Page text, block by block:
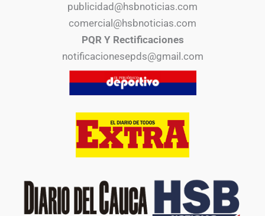
publicidad@hsbnoticias.com
comercial@hsbnoticias.com
PQR Y Rectificaciones
notificacionesepds@gmail.com